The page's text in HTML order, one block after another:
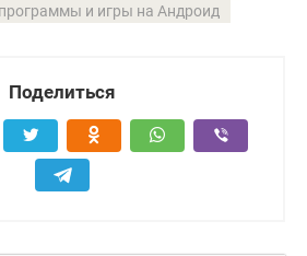
и игры на Андроид
Поделиться